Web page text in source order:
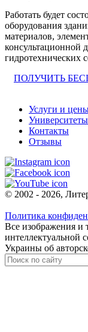
Работать будет
оборудования
материалов,
консультационной
гидротехнических
ПОЛУЧИТЬ
Услуги и
Контакты
Отзывы
© 2002 - 2026,
Политика
Все изображения и
интеллектуальной
Украины об